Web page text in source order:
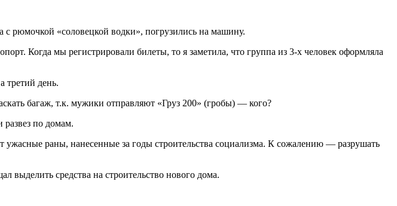
с рюмочкой «соловецкой водки», погрузились на машину.
Когда мы регистрировали билеты, то я заметила, что группа из 3-х человек оформляла
третий день.
багаж, т.к. мужики отправляют «Груз 200» (гробы) — кого?
по домам.
ужасные раны, нанесенные за годы строительства социализма. К сожалению — разрушать
средства на строительство нового дома.